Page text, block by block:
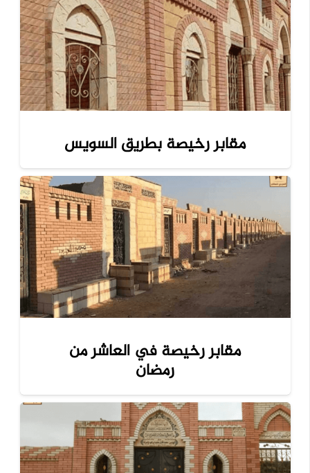
مقابر رخيصة بطريق السويس
مقابر رخيصة في العاشر من
رمضان